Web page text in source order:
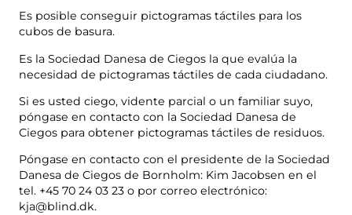
Es posible conseguir pictogramas táctiles para los
cubos de basura.
Es la Sociedad Danesa de Ciegos la que evalúa la
necesidad de pictogramas táctiles de cada ciudadano.
Si es usted ciego, vidente parcial o un familiar suyo,
póngase en contacto con la Sociedad Danesa de
Ciegos para obtener pictogramas táctiles de residuos.
Póngase en contacto con el presidente de la Sociedad
Danesa de Ciegos de Bornholm: Kim Jacobsen en el
tel. +45 70 24 03 23 o por correo electrónico:
kja@blind.dk.